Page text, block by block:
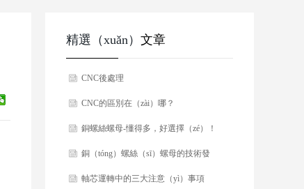
精選（xuǎn） 文章
CNC後處理
CNC的區別在（zài）哪？
銅螺絲螺母-懂得多，好選擇（zé）！
銅（tóng）螺絲（sī）螺母的技術發
（fā）展
軸芯運轉中的三大注意（yì）事項